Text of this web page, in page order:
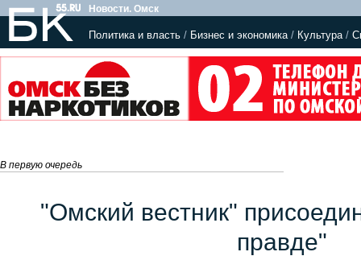
Новости. Омск
Политика и власть / Бизнес и экономика/ Культура/
В первую очередь
"Омский вестник"
правде"